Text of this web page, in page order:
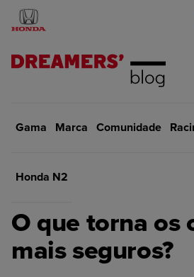
Gama Marca Comunidade
Honda N2
VOLTAR Início Comunidade
COMUNIDADE
O que torna os
mais seguros?